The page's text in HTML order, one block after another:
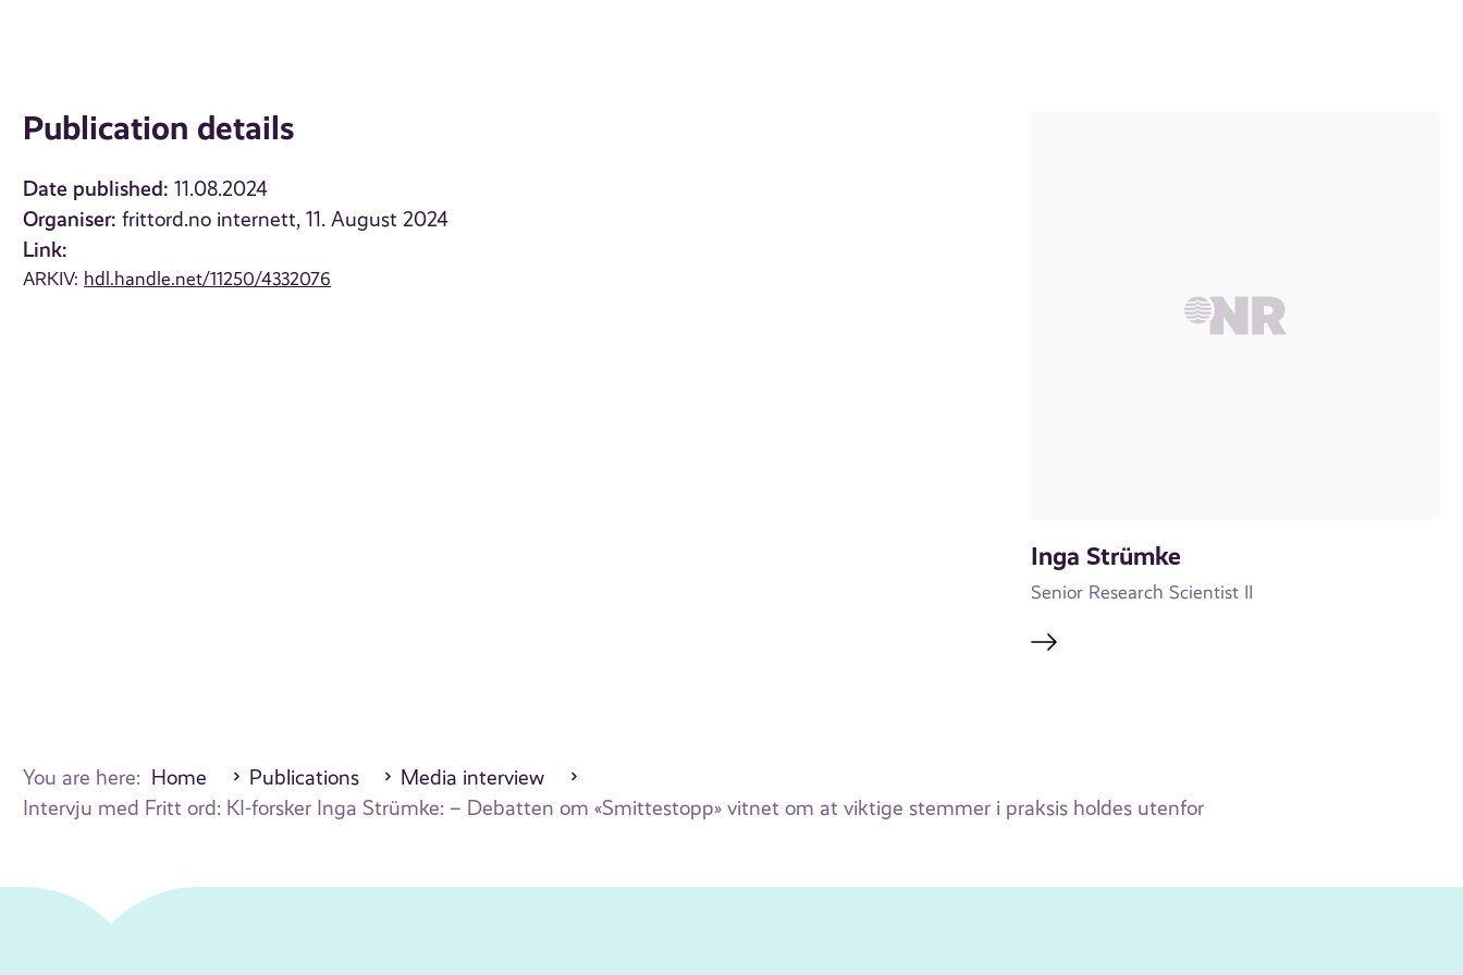
Publication details
Date published: 11.08.2024
Organiser: frittord.no internett, 11. August 2024
Link:
ARKIV: hdl.handle.net/11250/4332076
Inga Strümke
Senior Research Scientist II
You are here: Home Publications
Media interview
Intervju med Fritt ord: KI-forsker Inga Strümke: – Debatten om «Smittestopp» vitnet om at viktige stemmer i praksis holdes utenfor